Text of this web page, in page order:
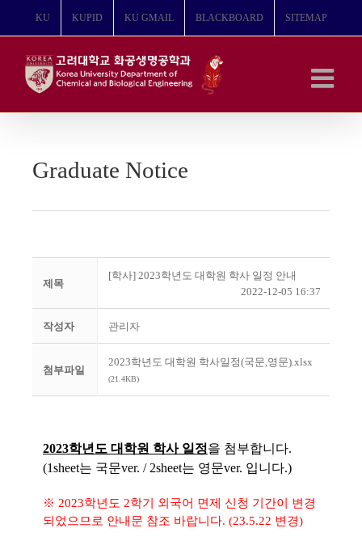
뛰
KU KUPID KU GMAIL BLACKBOARD SITEMAP
Graduate Notice
제목
[학사] 2023학년도 대학원 학사 일정 안내
2022-12-05 16:37
작성자 관리자
첨부파일
2023학년도 대학원 학사일정(국문,영문).xlsx
(21.4KB)
2023학년도 대학원 학사 일정을 첨부합니다.
(1sheet는 국문ver. / 2sheet는 영문ver. 입니다.)
※ 2023학년도 2학기 외국어 면제 신청 기간이 변경
되었으므로 안내문 참조 바랍니다. (23.5.22 변경)